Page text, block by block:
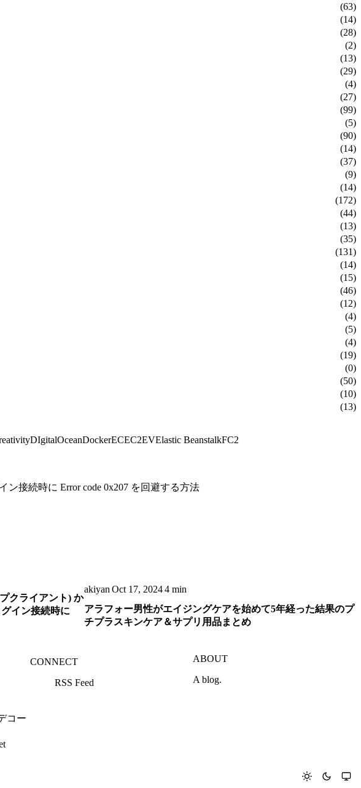
(63)
(14)
(28)
(2)
(13)
(29)
(4)
(27)
(99)
(5)
(90)
(14)
(37)
(9)
(14)
(172)
(44)
(13)
(35)
(131)
(14)
(15)
(46)
(12)
(4)
(5)
(4)
(19)
(0)
(50)
(10)
(13)
DIgitalOceanDockerECEC2EVElastic BeanstalkFC2
ン接続時に Error code 0x207 を回避する方法
クライアント) か
イン接続時に
akiyan Oct 17, 20244 min
アラフォー男性がエイジングケアを始めて5年経った結果のプ
チプラスキンケア＆サプリ用品まとめ
コー
CONNECT
RSS Feed
ABOUT
A blog.